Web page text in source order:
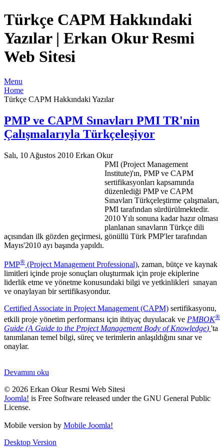
Türkçe CAPM Hakkındaki
Yazılar | Erkan Okur Resmi
Web Sitesi
Menu
Home
Türkçe CAPM Hakkındaki Yazılar
PMP ve CAPM Sınavları PMI TR'nin
Çalışmalarıyla Türkçeleşiyor
Salı, 10 Ağustos 2010 Erkan Okur
PMI (Project Management
Institute)'ın, PMP ve CAPM
sertifikasyonları kapsamında
düzenlediği PMP ve CAPM
Sınavları Türkçeleştirme çalışmaları,
PMI tarafından sürdürülmektedir.
2010 Yılı sonuna kadar hazır olması
planlanan sınavların Türkçe dili
açısından ilk gözden geçirmesi, gönüllü Türk PMP'ler tarafından
Mayıs'2010 ayı başında yapıldı.
PMP® (Project Management Professional), zaman, bütçe ve kaynak
limitleri içinde proje sonuçları oluşturmak için proje ekiplerine
liderlik etme ve yönetme konusundaki bilgi ve yetkinlikleri sınayan
ve onaylayan bir sertifikasyondur.
Certified Associate in Project Management (CAPM) sertifikasyonu,
etkili proje yönetim performansı için ihtiyaç duyulacak ve PMBOK®
Guide (A Guide to the Project Management Body of Knowledge) 'ta
tanımlanan temel bilgi, süreç ve terimlerin anlaşıldığını sınar ve
onaylar.
Devamını oku
© 2026 Erkan Okur Resmi Web Sitesi
Joomla! is Free Software released under the GNU General Public
License.
Mobile version by Mobile Joomla!
Desktop Version